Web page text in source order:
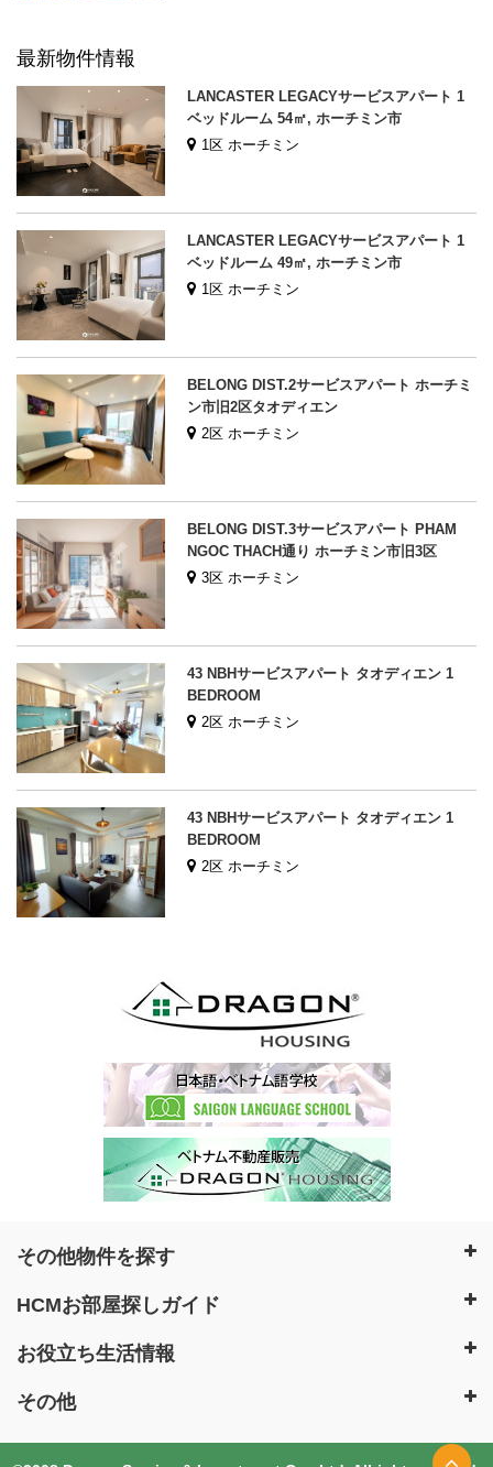
最新物件情報
LANCASTER LEGACYサービスアパート 1
ベッドルーム 54㎡, ホーチミン市
1区 ホーチミン
LANCASTER LEGACYサービスアパート 1
ベッドルーム 49㎡, ホーチミン市
1区 ホーチミン
BELONG DIST.2サービスアパート ホーチミ
ン市旧2区タオディエン
2区 ホーチミン
BELONG DIST.3サービスアパート PHAM
NGOC THACH通り ホーチミン市旧3区
3区 ホーチミン
43 NBHサービスアパート タオディエン 1
BEDROOM
2区 ホーチミン
43 NBHサービスアパート タオディエン 1
BEDROOM
2区 ホーチミン
その他物件を探す
HCMお部屋探しガイド
お役立ち生活情報
その他